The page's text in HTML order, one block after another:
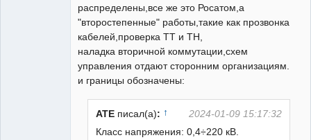
распределены,все же это Росатом,а
"второстепенные" работы,такие как прозвонка
кабелей,проверка ТТ и ТН,
наладка вторичной коммутации,схем
управления отдают сторонним организациям.
и границы обозначены:
ATE писал(а): ↑
2024-01-09 15:17:32
Класс напряжения: 0,4÷220 кВ.